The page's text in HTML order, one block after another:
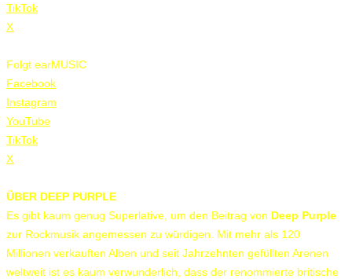
TikTok
X
Folgt earMUSIC
Facebook
Instagram
YouTube
TikTok
X
ÜBER DEEP PURPLE
Es gibt kaum genug Superlative, um den Beitrag von Deep Purple
zur Rockmusik angemessen zu würdigen. Mit mehr als 120
Millionen verkauften Alben und seit Jahrzehnten gefüllten Arenen
weltweit ist es kaum verwunderlich, dass der renommierte britische